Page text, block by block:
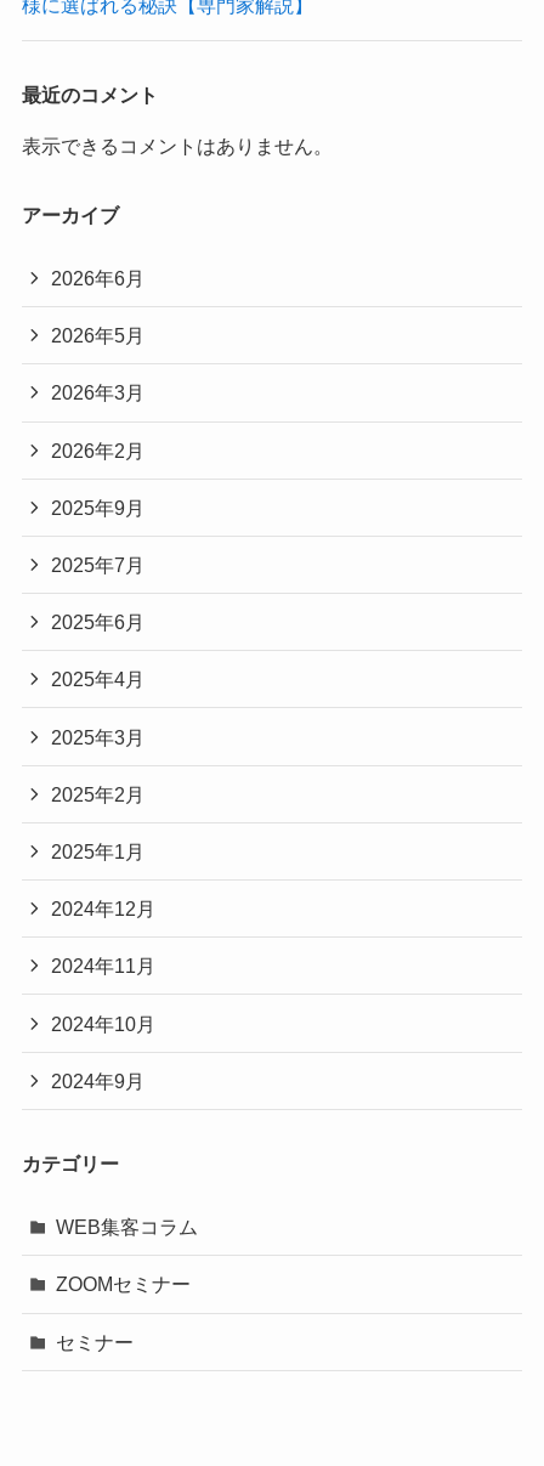
様に選ばれる秘訣【専門家解説】
最近のコメント
表示できるコメントはありません。
アーカイブ
2026年6月
2026年5月
2026年3月
2026年2月
2025年9月
2025年7月
2025年6月
2025年4月
2025年3月
2025年2月
2025年1月
2024年12月
2024年11月
2024年10月
2024年9月
カテゴリー
WEB集客コラム
ZOOMセミナー
セミナー